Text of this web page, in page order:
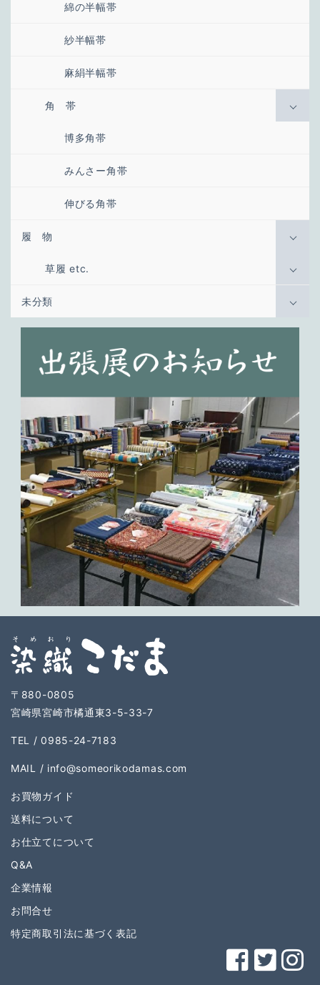
綿の半幅帯
紗半幅帯
麻絹半幅帯
角 帯
博多角帯
みんさー角帯
伸びる角帯
履 物
草履 etc.
未分類
〒880-0805
宮崎県宮崎市橘通東3-5-33-7
TEL / 0985-24-7183
MAIL / info@someorikodamas.com
お買物ガイド
送料について
お仕立てについて
Q&A
企業情報
お問合せ
特定商取引法に基づく表記